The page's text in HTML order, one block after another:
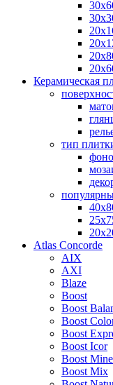
Керамическая
тип
Atlas Concorde
AIX
AXI
Blaze
Boost
Boost
Boost
Boost
Boost Icor
Boost
Boost Mix